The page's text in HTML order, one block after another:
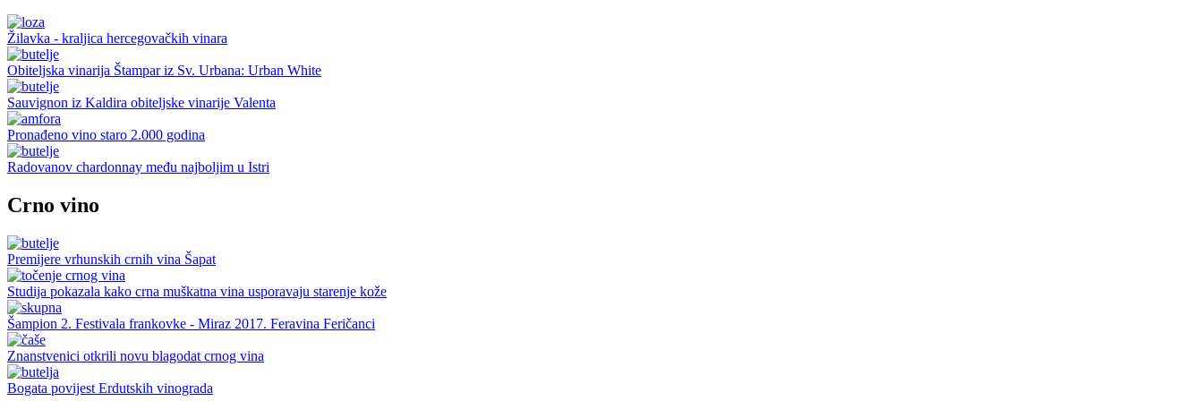
Žilavka - kraljica hercegovačkih vinara
Obiteljska vinarija Štampar iz Sv. Urbana: Urban White
Sauvignon iz Kaldira obiteljske vinarije Valenta
Pronađeno vino staro 2.000 godina
Radovanov chardonnay među najboljim u Istri
Crno vino
Premijere vrhunskih crnih vina Šapat
Studija pokazala kako crna muškatna vina usporavaju starenje kože
Šampion 2. Festivala frankovke - Miraz 2017. Feravina Feričanci
Znanstvenici otkrili novu blagodat crnog vina
Bogata povijest Erdutskih vinograda